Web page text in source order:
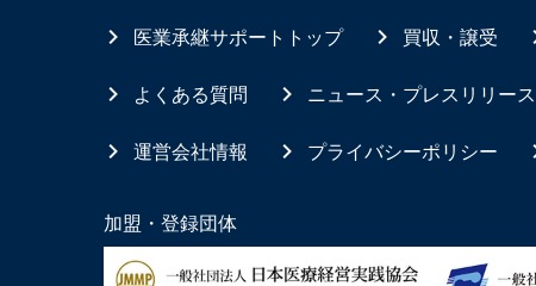
医業承継サポートトップ 買収・譲受
よくある質問 ニュース・プレスリリー
運営会社情報 プライバシーポリシー
加盟・登録団体